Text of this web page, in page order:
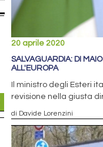
20 aprile 2020
SALVAGUARDIA: DI
ALL'EUROPA
Il ministro degli Esteri
revisione nella giusta
di Davide Lorenzini